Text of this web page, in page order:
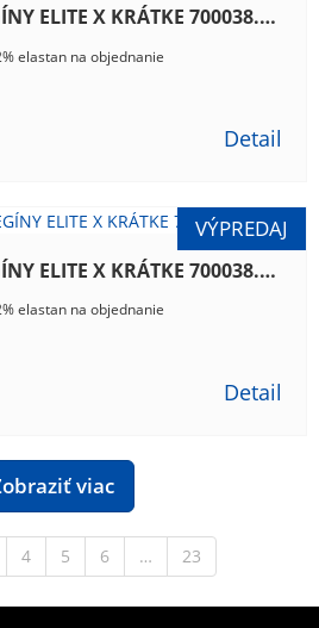
JOMA BEŽECKÉ LEGÍNY ELITE X KRÁTKE 700038.300
elastan na objednanie
Detail
JOMA BEŽECKÉ LEGÍNY ELITE X KRÁTKE 700038.600
elastan na objednanie
Detail
viac
4 5 6 … 23